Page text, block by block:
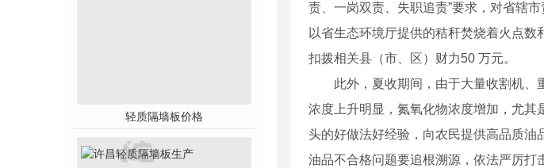
轻质隔墙板价格
责、一岗双责、失职追责”要求，对省辖
以省生态环境厅提供的秸秆焚烧着火点
扣拨相关县（市、区）财力50 万元。
此外，夏收期间，由于大量收割机
浓度上升明显，氮氧化物浓度增加，尤
头的好做法好经验，向农民提供高品质
油品不合格问题要追根溯源，依法严厉打